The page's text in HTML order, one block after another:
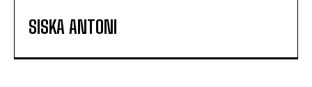
SISKA ANTONI